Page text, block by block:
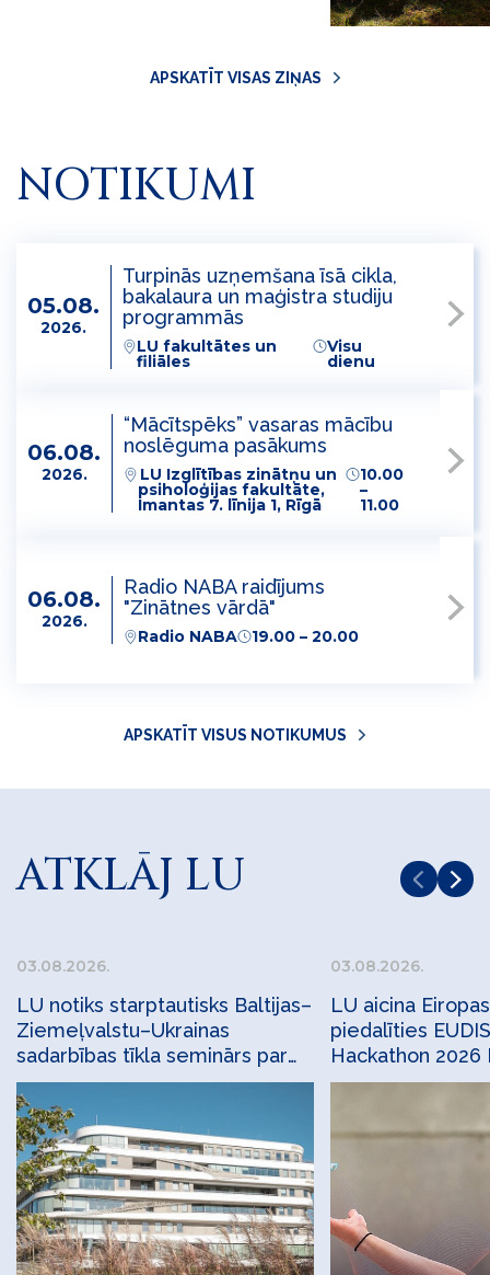
APSKATĪT VISAS ZIŅAS
NOTIKUMI
05.08.
2026.
Turpinās uzņemšana īsā cikla,
bakalaura un maģistra studiju
programmās
LU fakultātes un
filiāles
Visu
dienu
06.08.
2026.
“Mācītspēks” vasaras mācību
noslēguma pasākums
LU Izglītības zinātņu un
psiholoģijas fakultāte,
Imantas 7. līnija 1, Rīgā
10.00
–
11.00
06.08.
2026.
Radio NABA raidījums
"Zinātnes vārdā"
Radio NABA 19.00 – 20.00
APSKATĪT VISUS NOTIKUMUS
ATKLĀJ LU
03.08.2026.
LU notiks starptautisks Baltijas–
Ziemeļvalstu–Ukrainas
sadarbības tīkla seminārs par
apsekojumu statistiku
03.08.2026.
LU aicina
piedalīties
Hackathon 2026